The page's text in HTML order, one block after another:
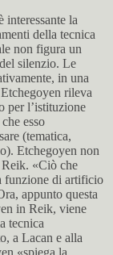
interessante la
della tecnica
non figura un
silenzio. Le
in una
rileva
per l’istituzione
esso
(tematica,
Etchegoyen non
«Ciò che
funzione di artificio
appunto questa
in Reik, viene
tecnica
a Lacan e alla
«spiega la